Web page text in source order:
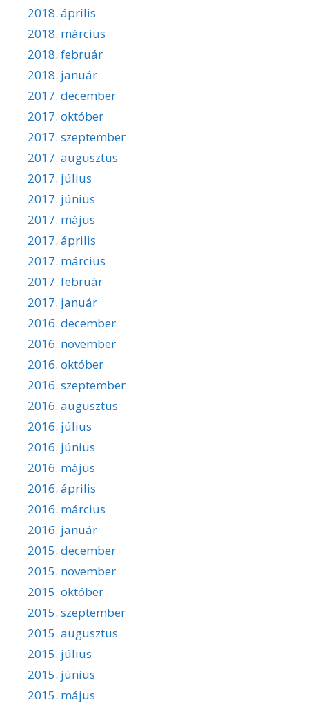
2018. április
2018. március
2018. február
2018. január
2017. december
2017. október
2017. szeptember
2017. augusztus
2017. július
2017. június
2017. május
2017. április
2017. március
2017. február
2017. január
2016. december
2016. november
2016. október
2016. szeptember
2016. augusztus
2016. július
2016. június
2016. május
2016. április
2016. március
2016. január
2015. december
2015. november
2015. október
2015. szeptember
2015. augusztus
2015. július
2015. június
2015. május